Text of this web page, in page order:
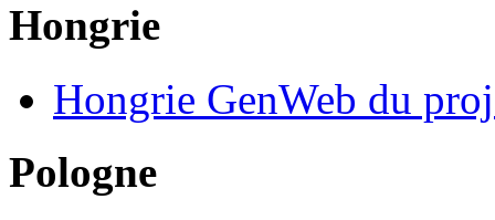
Hongrie
Hongrie GenWeb du
Pologne